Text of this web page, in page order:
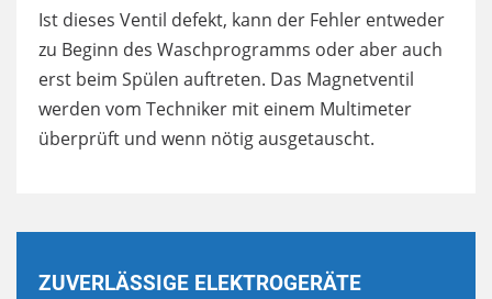
Ist dieses Ventil defekt, kann der Fehler entweder
zu Beginn des Waschprogramms oder aber auch
erst beim Spülen auftreten. Das Magnetventil
werden vom Techniker mit einem Multimeter
überprüft und wenn nötig ausgetauscht.
ZUVERLÄSSIGE ELEKTROGERÄTE